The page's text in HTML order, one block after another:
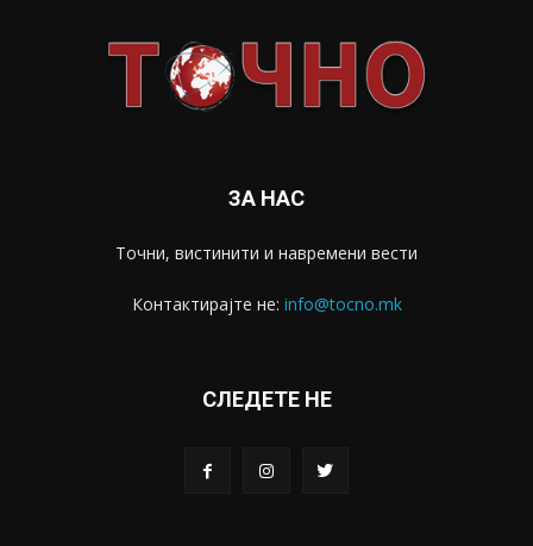
ЗА НАС
Точни, вистинити и навремени вести
Контактирајте не: info@tocno.mk
СЛЕДЕТЕ НЕ